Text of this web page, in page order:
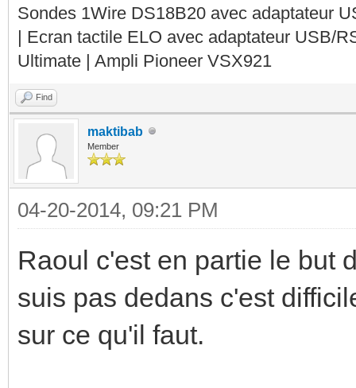
Sondes 1Wire DS18B20 avec adaptateur
| Ecran tactile ELO avec adaptateur USB/
Ultimate | Ampli Pioneer VSX921
Find
maktibab
Member
04-20-2014, 09:21 PM
Raoul c'est en partie le but
suis pas dedans c'est
sur ce qu'il faut.